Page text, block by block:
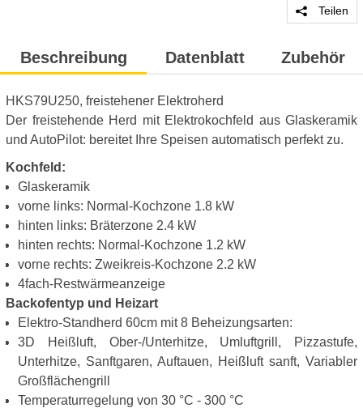
Teilen
Beschreibung Datenblatt Zubehör
HKS79U250, freistehener Elektroherd
Der freistehende Herd mit Elektrokochfeld aus Glaskeramik
und AutoPilot: bereitet Ihre Speisen automatisch perfekt zu.
Kochfeld:
Glaskeramik
vorne links: Normal-Kochzone 1.8 kW
hinten links: Bräterzone 2.4 kW
hinten rechts: Normal-Kochzone 1.2 kW
vorne rechts: Zweikreis-Kochzone 2.2 kW
4fach-Restwärmeanzeige
Backofentyp und Heizart
Elektro-Standherd 60cm mit 8 Beheizungsarten:
3D Heißluft, Ober-/Unterhitze, Umluftgrill, Pizzastufe,
Unterhitze, Sanftgaren, Auftauen, Heißluft sanft, Variabler
Großflächengrill
Temperaturregelung von 30 °C - 300 °C